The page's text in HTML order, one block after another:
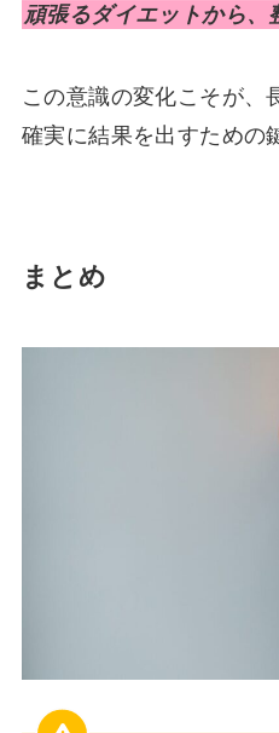
頑張るダイエットから、
この意識の変化こそが、
確実に結果を出すための
まとめ